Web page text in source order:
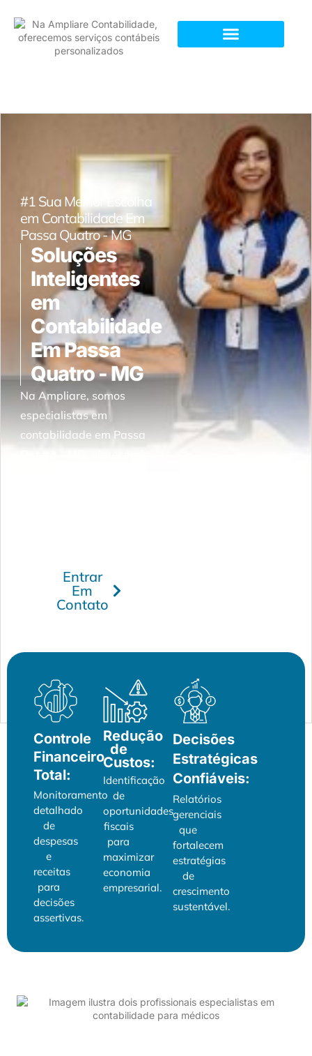
#1 Sua Melhor Escolha
em Contabilidade Em
Passa Quatro - MG
Soluções
Inteligentes
em
Contabilidade
Em Passa
Quatro - MG
Na Ampliare, somos
especialistas em
contabilidade em Passa
Entrar
Em
Contato
Controle
Financeiro
Total:
Monitoramento
detalhado
de
despesas
e
receitas
para
decisões
assertivas.
Redução
de
Custos:
Identificação
de
oportunidades
fiscais
para
maximizar
economia
empresarial.
Decisões
Estratégicas
Confiáveis:
Relatórios
gerenciais
que
fortalecem
estratégias
de
crescimento
sustentável.